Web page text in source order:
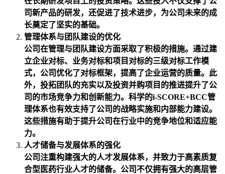
司新产品的研发，还促进了技术进步，为公司未来的成
长奠定了坚实的基础。
管理体系与团队建设的优化
公司在管理与团队建设方面采取了积极的措施。通过建
立企业对标、业务对标和项目对标的三级对标工作模
式，公司优化了对标框架，提高了企业运营的质量。此
外，投拓团队的充实以及投资并购项目的推进提升了公
司的市场竞争力和创新能力。科学的i-SCORE+BCC管
理体系也有效支持了公司的战略实施和内部能力建设。
这些措施有助于提升公司在行业中的竞争地位和适应能
力。
人才储备与发展体系的强化
公司注重构建强大的人才发展体系，并致力于高素质复
合型医药行业人才的储备。公司不仅拥有强大的高层管